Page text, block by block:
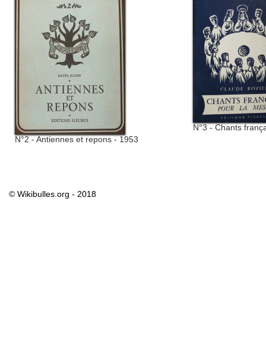
N°2 - Antiennes et repons - 1953
N°3 - Chants
© Wikibulles.org - 2018